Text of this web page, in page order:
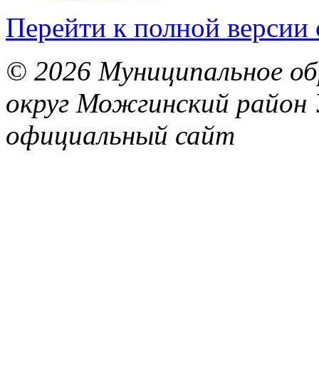
Перейти к полной версии
© 2026 Муниципальное
округ Можгинский район
официальный сайт